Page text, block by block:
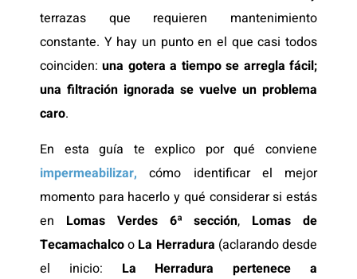
terrazas que requieren mantenimiento
constante. Y hay un punto en el que casi todos
coinciden:una gotera a tiempo se arregla fácil;
una filtración ignorada se vuelve un problema
caro.
En esta guía te explico por qué conviene
impermeabilizar,
cómo identificar el mejor
momento para hacerlo y qué considerar si estás
en Lomas Verdes 6ª sección, Lomas de
Tecamachalcoo La Herradura (aclarando desde
el inicio: La Herradura pertenece a